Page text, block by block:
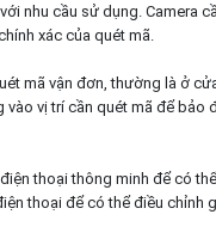
nhu cầu sử dụng. Camera
xác của quét mã.
mã vận đơn, thường là ở
vị trí cần quét mã để bảo
thoại thông minh để có
thoại để có thể điều chỉnh